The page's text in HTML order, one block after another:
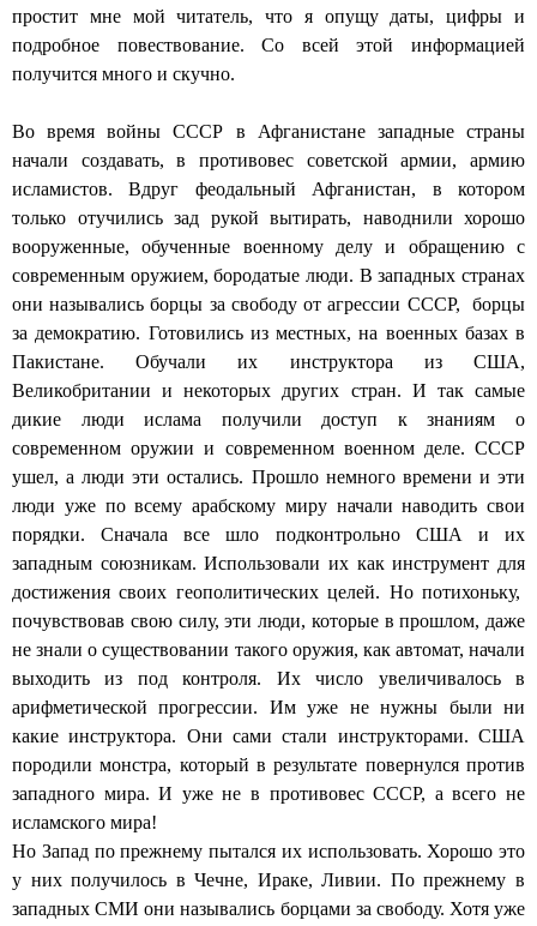
простит мне мой читатель, что я опущу даты, цифры и
подробное повествование. Со всей этой информацией
получится много и скучно.
Во время войны СССР в Афганистане западные страны
начали создавать, в противовес советской армии, армию
исламистов. Вдруг феодальный Афганистан, в котором
только отучились зад рукой вытирать, наводнили хорошо
вооруженные, обученные военному делу и обращению с
современным оружием, бородатые люди. В западных странах
они назывались борцы за свободу от агрессии СССР, борцы
за демократию. Готовились из местных, на военных базах в
Пакистане. Обучали их инструктора из США,
Великобритании и некоторых других стран. И так самые
дикие люди ислама получили доступ к знаниям о
современном оружии и современном военном деле. СССР
ушел, а люди эти остались. Прошло немного времени и эти
люди уже по всему арабскому миру начали наводить свои
порядки. Сначала все шло подконтрольно США и их
западным союзникам. Использовали их как инструмент для
достижения своих геополитических целей. Но потихоньку,
почувствовав свою силу, эти люди, которые в прошлом, даже
не знали о существовании такого оружия, как автомат, начали
выходить из под контроля. Их число увеличивалось в
арифметической прогрессии. Им уже не нужны были ни
какие инструктора. Они сами стали инструкторами. США
породили монстра, который в результате повернулся против
западного мира. И уже не в противовес СССР, а всего не
исламского мира!
Но Запад по прежнему пытался их использовать. Хорошо это
у них получилось в Чечне, Ираке, Ливии. По прежнему в
западных СМИ они назывались борцами за свободу. Хотя уже